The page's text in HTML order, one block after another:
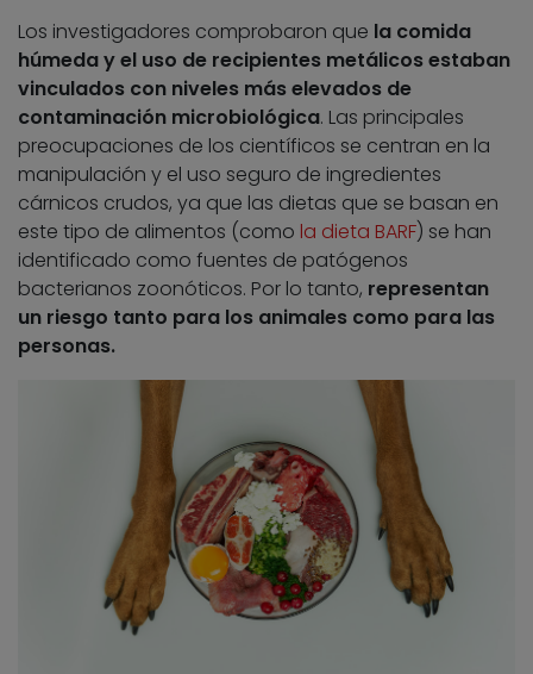
Los investigadores comprobaron que la comida
húmeda y el uso de recipientes metálicos estaban
vinculados con niveles más elevados de
contaminación microbiológica. Las principales
preocupaciones de los científicos se centran en la
manipulación y el uso seguro de ingredientes
cárnicos crudos, ya que las dietas que se basan en
este tipo de alimentos (como la dieta BARF) se han
identificado como fuentes de patógenos
bacterianos zoonóticos. Por lo tanto, representan
un riesgo tanto para los animales como para las
personas.